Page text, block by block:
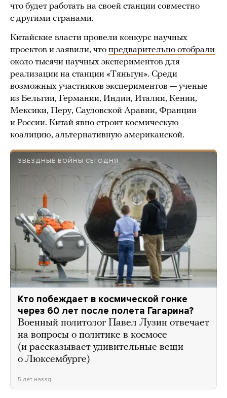
что будет работать на своей станции совместно
с другими странами.
Китайские власти провели конкурс научных
проектов и заявили, что предварительно отобрали
около тысячи научных экспериментов для
реализации на станции «Тяньгун». Среди
возможных участников экспериментов — ученые
из Бельгии, Германии, Индии, Италии, Кении,
Мексики, Перу, Саудовской Аравии, Франции
и России. Китай явно строит космическую
коалицию, альтернативную американской.
ЗВЕЗДНЫЕ ВОЙНЫ СЕГОДНЯ
Кто побеждает в космической гонке
через 60 лет после полета Гагарина?
Военный политолог Павел Лузин отвечает
на вопросы о политике в космосе
(и рассказывает удивительные вещи
о Люксембурге)
5 лет назад